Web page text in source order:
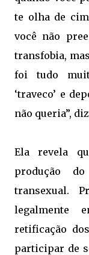
te olha de
você não
transfobia,
foi tudo
‘traveco’ e
não queria”,
Ela revela
produção
transexual.
legalmente
retificação
participar de